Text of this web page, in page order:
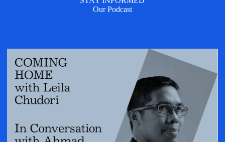
Our Podcast